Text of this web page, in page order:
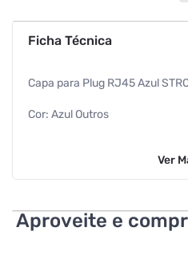
Ficha Técnica
Capa para Plug RJ45 Azul
Cor: Azul Outros
Capa para plug RJ45 Número
08258-19-03111
Ver
Aproveite e